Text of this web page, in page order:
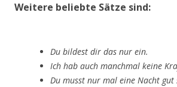
Weitere beliebte Sätze sind:
Du bildest dir das nur ein.
Ich hab auch manchmal keine
Du musst nur mal eine Nacht gut